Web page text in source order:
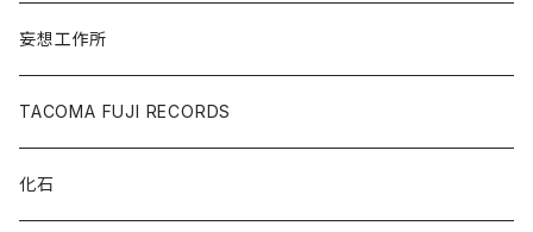
妄想工作所
TACOMA FUJI RECORDS
化石